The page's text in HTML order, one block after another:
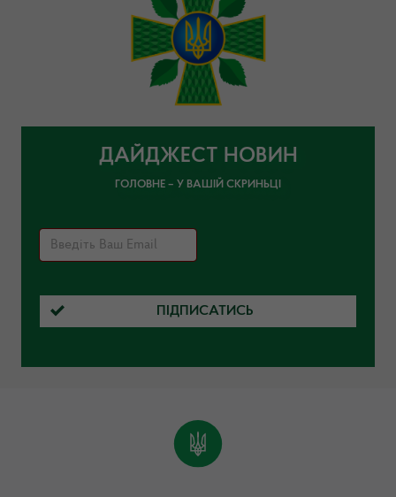
ДАЙДЖЕСТ НОВИН
ГОЛОВНЕ – У ВАШІЙ СКРИНЬЦІ
ПІДПИСАТИСЬ